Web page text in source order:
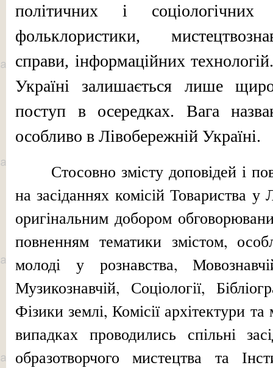
політичних і
фольклористики,
справи, інформаційних
Україні за­лишається лише
поступ в осередках. Вага
особливо в Лівобережній Україні.
Стосовно змісту доповідей і
на засідан­нях комісій Товариства у
оригінальним добором
повненням тематики змістом,
молоді у рознавства,
Музикознавчій, Соціології,
Фізики землі, Комісії архітектури
випадках проводились спільні
образотворчо­го мистецтва та